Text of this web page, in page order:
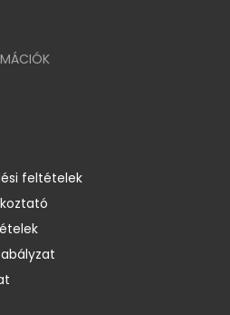
feltételek